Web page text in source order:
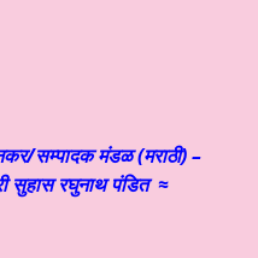
सम्पादक मंडळ (मराठी) –
सुहास रघुनाथ पंडित ≈